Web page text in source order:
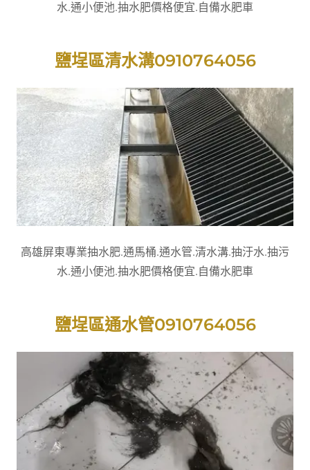
水.通小便池.抽水肥價格便宜.自備水肥車
鹽埕區清水溝0910764056
高雄屏東專業抽水肥.通馬桶.通水管.清水溝.抽汙水.抽污
水.通小便池.抽水肥價格便宜.自備水肥車
鹽埕區通水管0910764056